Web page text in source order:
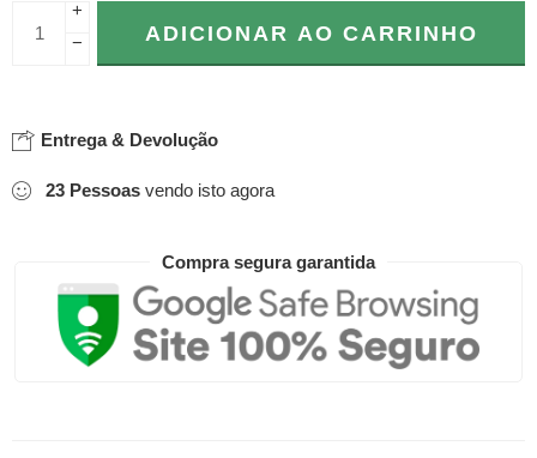
+
−
ADICIONAR AO CARRINHO
Entrega & Devolução
23 Pessoas vendo isto agora
Compra segura garantida